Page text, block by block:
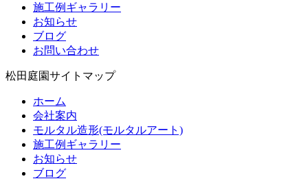
施工例ギャラリー
お知らせ
ブログ
お問い合わせ
松田庭園サイトマップ
ホーム
会社案内
モルタル造形(モルタルアート)
施工例ギャラリー
お知らせ
ブログ